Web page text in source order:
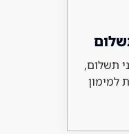
תשלום,
למימון